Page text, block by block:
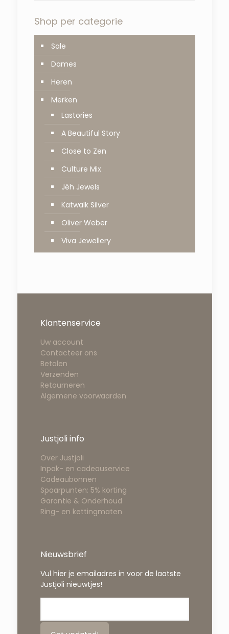
Shop per categorie
Sale
Dames
Heren
Merken
Lastories
A Beautiful Story
Close to Zen
Culture Mix
Jéh Jewels
Katwalk Silver
Oliver Weber
Viva Jewellery
Klantenservice
Uw account
Contacteer ons
Betalen
Verzenden
Retourneren
Algemene voorwaarden
Justjoli info
Over Justjoli
Inpak- en cadeauservice
Cadeaubonnen
Spaarpunten: 5% korting
Garantie & Onderhoud
Ring- en kettingmaten
Nieuwsbrief
Vul hier je emailadres in voor de laatste
Justjoli nieuwtjes!